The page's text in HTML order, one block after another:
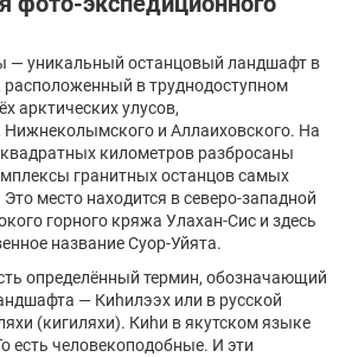
— уникальный останцовый ландшафт в
расположенный в труднодоступном
арктических улусов,
и Аллаиховского. На
километров разбросаны
гранитных останцов самых
место находится в северо-западной
горного кряжа Улахан-Сис и здесь
название Суор-Уйята.
определённый термин, обозначающий
— Киhилээх или в русской
(кигиляхи). Киhи в якутском языке
есть человекоподобные. И эти